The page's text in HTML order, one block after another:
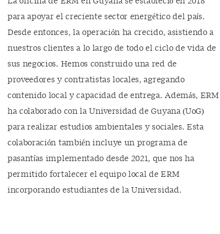
para apoyar el creciente sector energético del país.
Desde entonces, la operación ha crecido, asistiendo a
nuestros clientes a lo largo de todo el ciclo de vida de
sus negocios. Hemos construido una red de
proveedores y contratistas locales, agregando
contenido local y capacidad de entrega. Además, ERM
ha colaborado con la Universidad de Guyana (UoG)
para realizar estudios ambientales y sociales. Esta
colaboración también incluye un programa de
pasantías implementado desde 2021, que nos ha
permitido fortalecer el equipo local de ERM
incorporando estudiantes de la Universidad.